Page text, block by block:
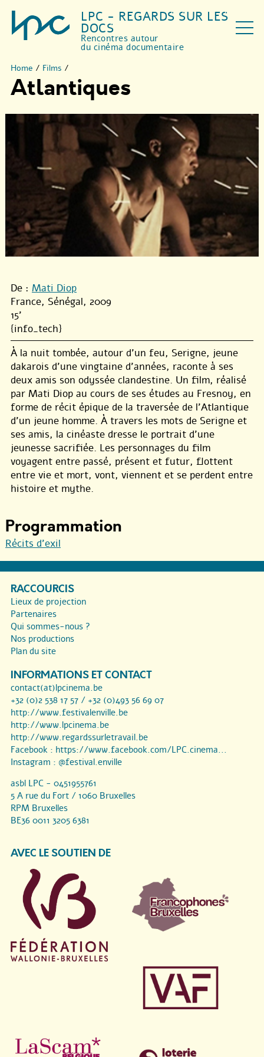
LPC - REGARDS SUR LES
DOCS
Rencontres autour
du cinéma documentaire
Home / Films /
Atlantiques
De : Mati Diop
France, Sénégal, 2009
15'
{info_tech}
À la nuit tombée, autour d’un feu, Serigne, jeune
dakarois d’une vingtaine d’années, raconte à ses
deux amis son odyssée clandestine. Un film, réalisé
par Mati Diop au cours de ses études au Fresnoy, en
forme de récit épique de la traversée de l’Atlantique
d’un jeune homme. À travers les mots de Serigne et
ses amis, la cinéaste dresse le portrait d’une
jeunesse sacrifiée. Les personnages du film
voyagent entre passé, présent et futur, flottent
entre vie et mort, vont, viennent et se perdent entre
histoire et mythe.
Programmation
Récits d’exil
RACCOURCIS
Lieux de projection
Partenaires
Qui sommes-nous ?
Nos productions
Plan du site
INFORMATIONS ET CONTACT
contact(at)lpcinema.be
+32 (0)2 538 17 57 / +32 (0)493 56 69 07
http://www.festivalenville.be
http://www.lpcinema.be
http://www.regardssurletravail.be
Facebook : https://www.facebook.com/LPC.cinema...
Instagram : @festival.enville
asbl LPC - 0451955761
5 A rue du Fort / 1060 Bruxelles
RPM Bruxelles
BE36 0011 3205 6381
AVEC LE SOUTIEN DE